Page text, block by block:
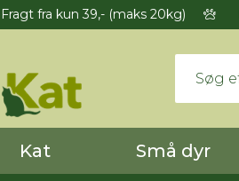
Fragt fra kun 39,- (maks 20kg)
Kat Små dyr